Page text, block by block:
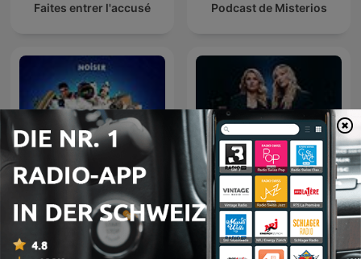
Faites entrer l'accusé Podcast de Misterios
Eine kurze Geschichte
über...
MORD AUF EX